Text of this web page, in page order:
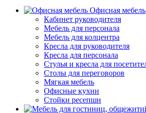
Офисная мебель
Кабинет руководителя
Мебель для персонала
Мебель для колцентра
Кресла для руководителя
Кресла для персонала
Стулья и кресла для
Столы для переговоров
Мягкая мебель
Офисные кухни
Стойки ресепшн